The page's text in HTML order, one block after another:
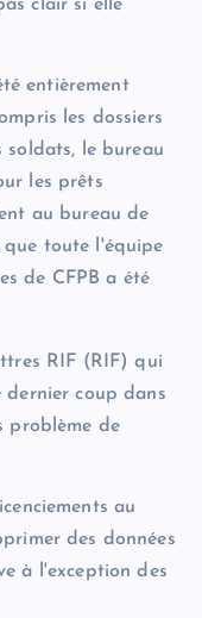
clair si elle
entièrement
les dossiers
le bureau
les prêts
au bureau de
que toute l'équipe
de CFPB a été
RIF (RIF) qui
dernier coup dans
problème de
au
des données
à l'exception des